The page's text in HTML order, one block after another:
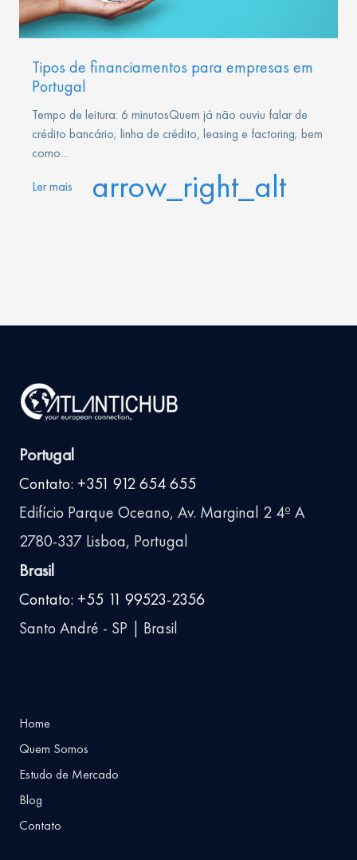
Tipos de financiamentos para empresas em
Portugal
Tempo de leitura: 6 minutosQuem já não ouviu falar de
crédito bancário; linha de crédito, leasing e factoring; bem
como...
Ler mais arrow_right_alt
Portugal
Contato: +351 912 654 655
Edifício Parque Oceano, Av. Marginal 2 4º A
2780-337 Lisboa, Portugal
Brasil
Contato: +55 11 99523-2356
Santo André - SP | Brasil
Home
Quem Somos
Estudo de Mercado
Blog
Contato